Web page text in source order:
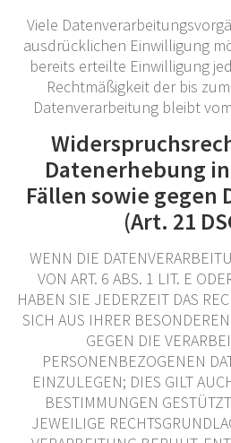
Viele
ausdrücklichen Einwilligung
bereits erteilte Einwilligung
Rechtmäßigkeit der bis
Datenverarbeitung bleibt
Datenerhebung
Fällen sowie
(Art. 21
WENN DIE
VON ART. 6 ABS. 1 LIT. E
HABEN SIE JEDERZEIT DAS
SICH AUS IHRER
GEGEN DIE
PERSONENBEZOGENEN
EINZULEGEN; DIES GILT
BESTIMMUNGEN
JEWEILIGE